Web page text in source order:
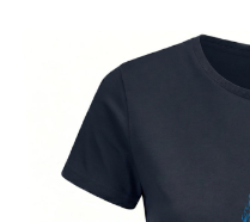
Bluze de trening | Bluze
Pantaloni
Șepci și căciuli
Accesorii